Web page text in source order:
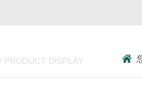
/ PRODUCT DISPLAY